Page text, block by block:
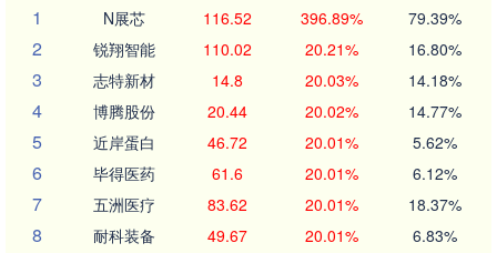
1
N展芯 116.52 396.89% 79.39%
2 锐翔智能 110.02 20.21% 16.80%
3 志特新材 14.8 20.03% 14.18%
4 博腾股份 20.44 20.02% 14.77%
5 近岸蛋白 46.72 20.01% 5.62%
6 毕得医药 61.6 20.01% 6.12%
7 五洲医疗 83.62 20.01% 18.37%
8 耐科装备 49.67 20.01% 6.83%